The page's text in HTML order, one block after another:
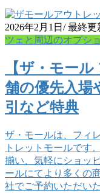
2026年2月1日 / 最終更
ツェと周辺のオプシ
【ザ・モー
舗の優先入場
引など特典
ザ・モールは、フィ
トレットモールです
揃い、気軽にショッ
ールにてより多くの
社でご予約いただい